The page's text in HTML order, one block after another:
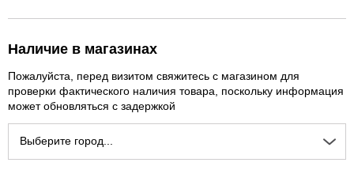
Наличие в магазинах
Пожалуйста, перед визитом свяжитесь с магазином для
проверки фактического наличия товара, поскольку информация
может обновляться с задержкой
Выберите город...